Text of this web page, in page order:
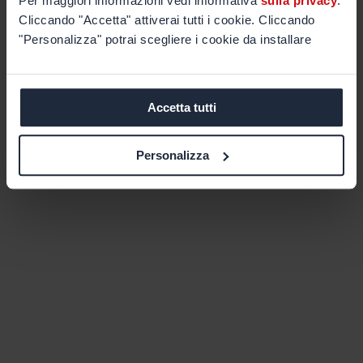
Cliccando "Accetta" attiverai tutti i cookie. Cliccando
"Personalizza" potrai scegliere i cookie da installare
Accetta tutti
Personalizza